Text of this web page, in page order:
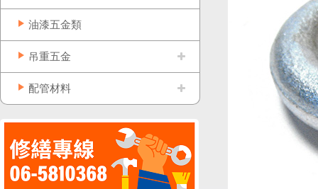
油漆五金類
吊重五金
配管材料